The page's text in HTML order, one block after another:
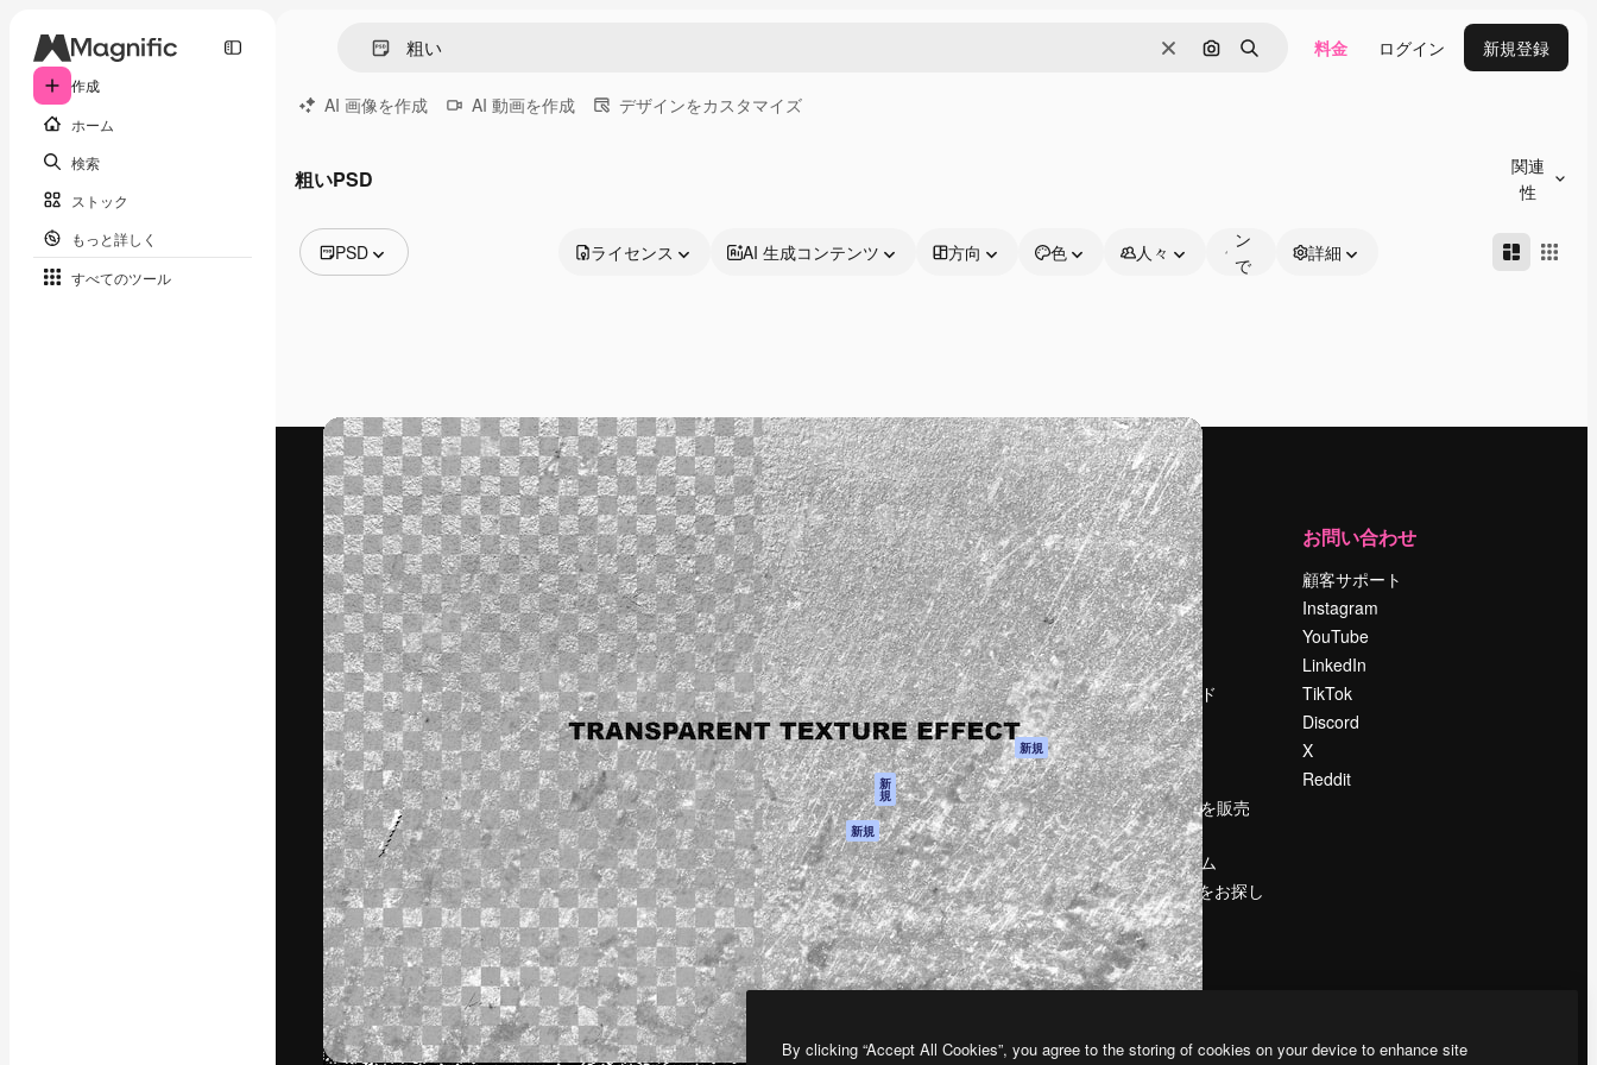
作成
ホーム
検索
ストック
もっと詳しく
すべてのツール
消去 画像で検索
検索 料金 ログイン 新規登録
AI 画像を作成 AI 動画を作成 デザインをカスタマイズ
粗いPSD
関連
性
PSD
動画
映像素材
モーショングラフィックス
動画テンプレート
アイコン
3D モデル
フォント
ライセンス AI 生成コンテンツ 方向 色 人々
ン
で
詳細
最高のクリエイティブ制作を導くためのプラ
ットフォーム。クリエイター、企業、代理
店、スタジオを含む100万人以上が利用して
います。
日本語
製品
Spaces
AI アシスタント
AI 画像生成ツール
AI 動画生成ツール
AI 音声合成ツール
ストックコンテン
ツ
Claude/ChatGPT
向けMCP
新
規
エージェント 新規
API
モバイルアプリ
すべてのMagnificツ
ール
はじめに
Academy
ドキュメント
サポート
利用規約
プライバシーポリ
シー
オリジナル 新規
クッキーポリシー
トラストセンター
アフィリエイト
法人向け
運営
料金
会社概要
Reviews
採用情報
検索トレンド
ブログ
イベント
Slidesgo
コンテンツを販売
する
プレスルーム
magnific.aiをお探し
ですか？
お問い合わせ
顧客サポート
Instagram
YouTube
LinkedIn
TikTok
Discord
X
Reddit
Copyright © 2010- 2026 Freepik Company S.L.U. 無断複写・転載を禁じます
By clicking “Accept All Cookies”, you agree to the storing of cookies on your device to enhance site